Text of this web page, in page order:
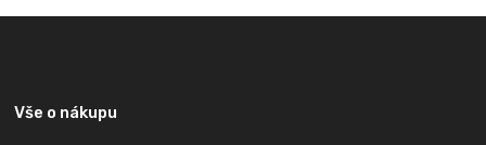
v
Vše o nákupu